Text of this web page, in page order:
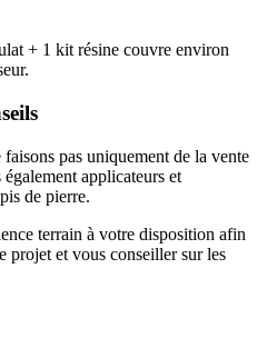
+ 1 kit résine couvre environ
pas uniquement de la vente
applicateurs et
de pierre.
terrain à votre disposition afin
projet et vous conseiller sur les